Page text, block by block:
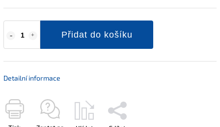
Přidat do košíku
Detailní informace